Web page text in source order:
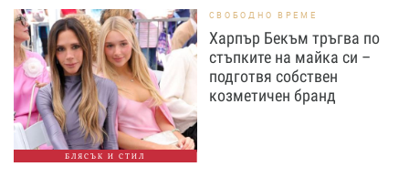
БЛЯСЪК И СТИЛ
СВОБОДНО ВРЕМЕ
Харпър Бекъм тръгва по
стъпките на майка си –
подготвя собствен
козметичен бранд